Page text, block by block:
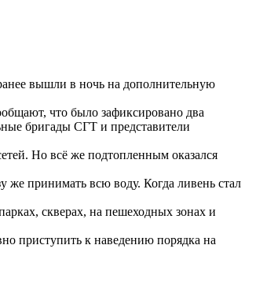
вышли в ночь на дополнительную
что было зафиксировано два
бригады СГТ и представители
Но всё же подтопленным оказался
же принимать всю воду. Когда ливень стал
скверах, на пешеходных зонах и
приступить к наведению порядка на